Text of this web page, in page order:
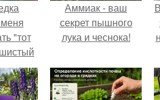
"тот
Аммиак - ваш
секрет пышного
лука и чеснока!